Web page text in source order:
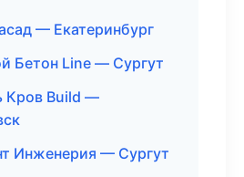
— Екатеринбург
Бетон Line — Сургут
Кров Build —
Инженерия — Сургут